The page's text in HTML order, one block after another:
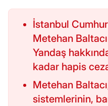
İstanbul
Metehan
Yandaş
kadar hapis
Metehan
sistemlerinin,